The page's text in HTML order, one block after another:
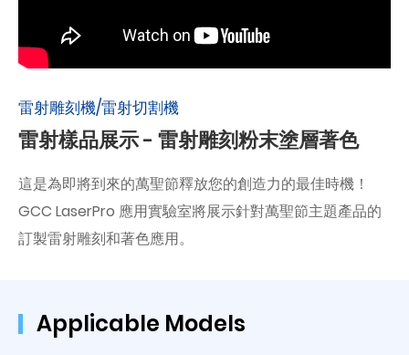
雷射雕刻機/雷射切割機
雷射樣品展示 - 雷射雕刻粉末塗層著色
這是為即將到來的萬聖節釋放您的創造力的最佳時機！
GCC LaserPro 應用實驗室將展示針對萬聖節主題產品的
訂製雷射雕刻和著色應用。
Applicable Models